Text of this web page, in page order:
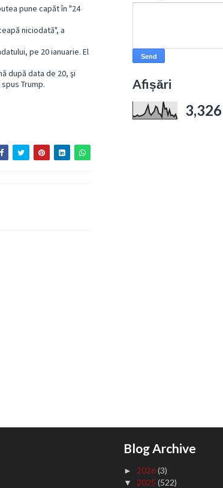
pune capăt în "24
niciodată", a
pe 20 ianuarie. El
după data de 20, şi
Trump.
Afișări
3,326
Blog Archive
►2026(3)
▼ 2025(522)